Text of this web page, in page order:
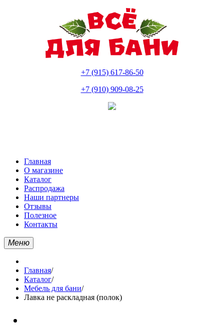
+7 (915) 617-86-50
+7 (910) 909-08-25
Главная
О магазине
Каталог
Распродажа
Наши партнеры
Отзывы
Полезное
Контакты
Меню
Главная/
Каталог/
Мебель для бани/
Лавка не раскладная (полок)